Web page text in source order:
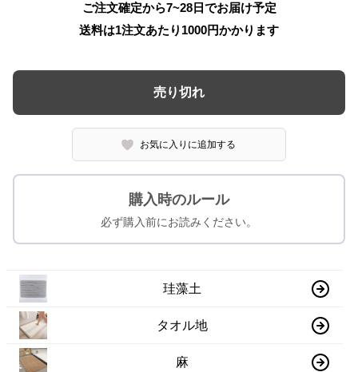
ご注文確定から7~28日でお届け予定
送料は1注文あたり 1000円かかります
売り切れ
お気に入りに追加する
購入時のルール
必ず購入前にお読みください。
珪藻土
タオル地
麻